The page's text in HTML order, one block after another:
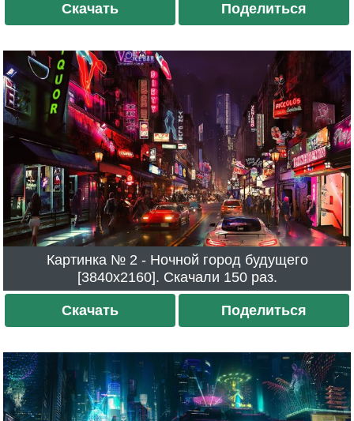
Скачать Поделиться
Картинка № 2 - Ночной город будущего
[3840x2160]. Скачали 150 раз.
Скачать Поделиться